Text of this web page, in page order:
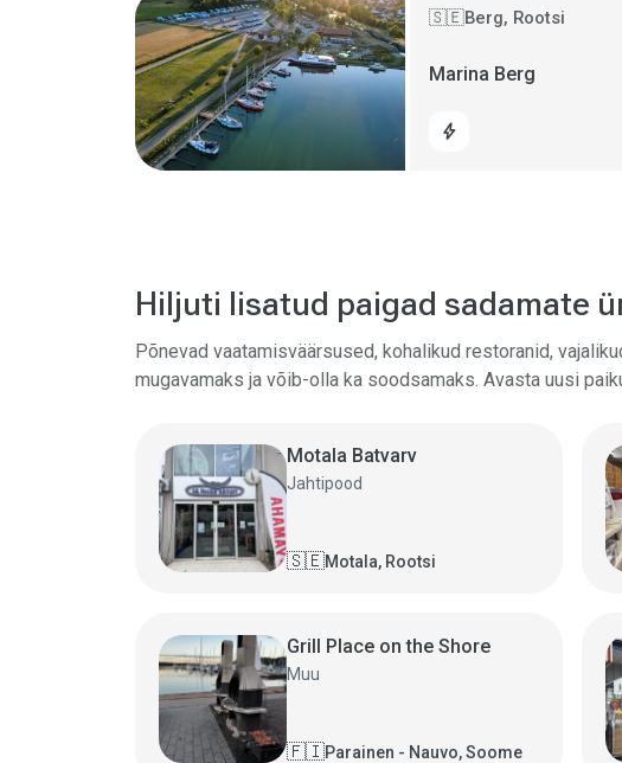
🇸🇪Berg, Rootsi
Marina Berg
bolt
Hiljuti lisatud paigad sadamate
Põnevad vaatamisväärsused, kohalikud restoranid,
mugavamaks ja võib-olla ka soodsamaks. Avasta uusi
Motala Batvarv
Jahtipood
🇸🇪Motala, Rootsi
Grill Place on the Shore
Muu
🇫🇮Parainen - Nauvo, Soome